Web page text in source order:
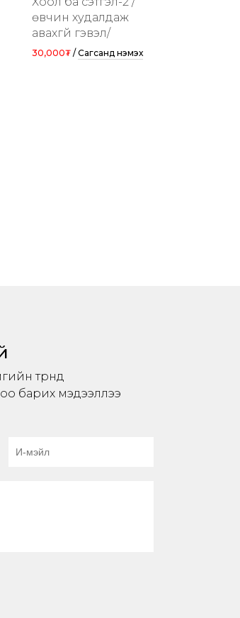
өвчин худалдаж
авахгүй гэвэл/
30,000₮ / Сагсанд нэмэх
түрүүнд
барих мэдээллээ